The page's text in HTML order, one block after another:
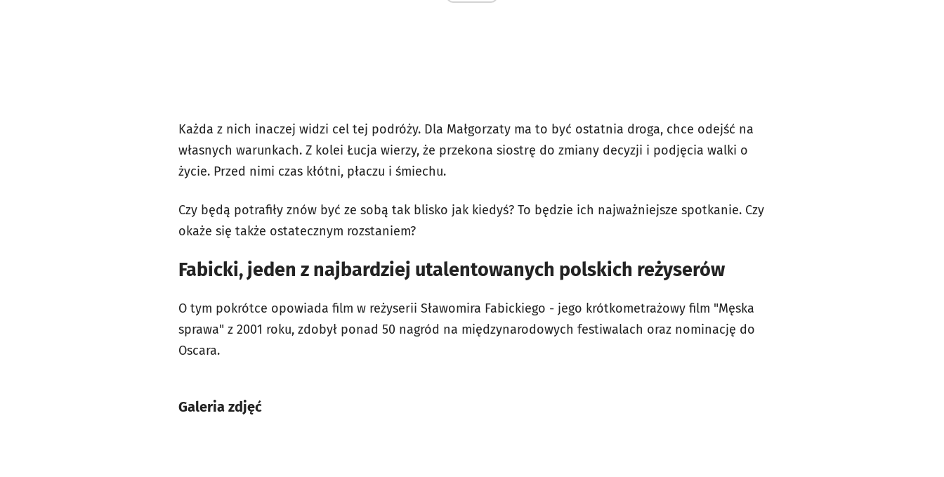
Każda z nich inaczej widzi cel tej podróży. Dla Małgorzaty ma to być ostatnia droga, chce odejść na
własnych warunkach. Z kolei Łucja wierzy, że przekona siostrę do zmiany decyzji i podjęcia walki o
życie. Przed nimi czas kłótni, płaczu i śmiechu.
Czy będą potrafiły znów być ze sobą tak blisko jak kiedyś? To będzie ich najważniejsze spotkanie. Czy
okaże się także ostatecznym rozstaniem?
Fabicki, jeden z najbardziej utalentowanych polskich reżyserów
O tym pokrótce opowiada film w reżyserii Sławomira Fabickiego - jego krótkometrażowy film "Męska
sprawa" z 2001 roku, zdobył ponad 50 nagród na międzynarodowych festiwalach oraz nominację do
Oscara.
Galeria zdjęć